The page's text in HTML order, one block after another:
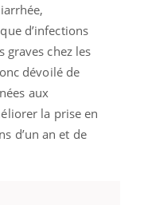
d’infections
graves chez les
dévoilé de
aux
la prise en
d’un an et de